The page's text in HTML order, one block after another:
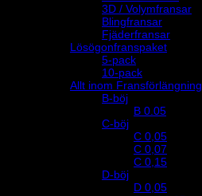
3D / Volymfransar
Blingfransar
Fjäderfransar
Lösögonfranspaket
5-pack
10-pack
Allt inom Fransförlängning
B-böj
B 0.05
C-böj
C 0,05
C 0,07
C 0,15
D-böj
D 0,05